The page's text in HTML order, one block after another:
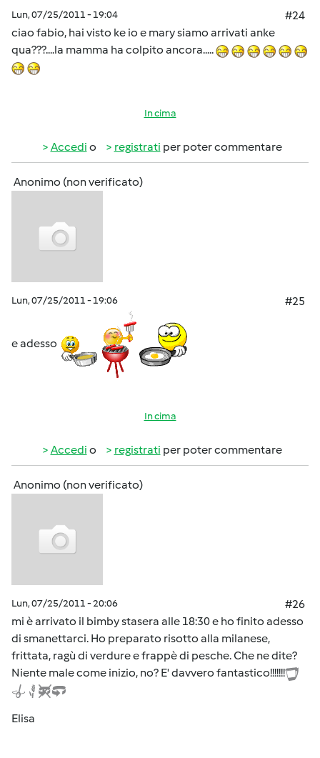
Lun, 07/25/2011 - 19:04
#24
ciao fabio, hai visto ke io e mary siamo arrivati anke
qua???....la mamma ha colpito ancora.....
In cima
Accedi o registrati per poter commentare
Anonimo (non verificato)
Lun, 07/25/2011 - 19:06 #25
e adesso
In cima
Accedi o registrati per poter commentare
Anonimo (non verificato)
Lun, 07/25/2011 - 20:06
#26
mi è arrivato il bimby stasera alle 18:30 e ho finito adesso
di smanettarci. Ho preparato risotto alla milanese,
frittata, ragù di verdure e frappè di pesche. Che ne dite?
Niente male come inizio, no? E' davvero fantastico!!!!!!!
Elisa